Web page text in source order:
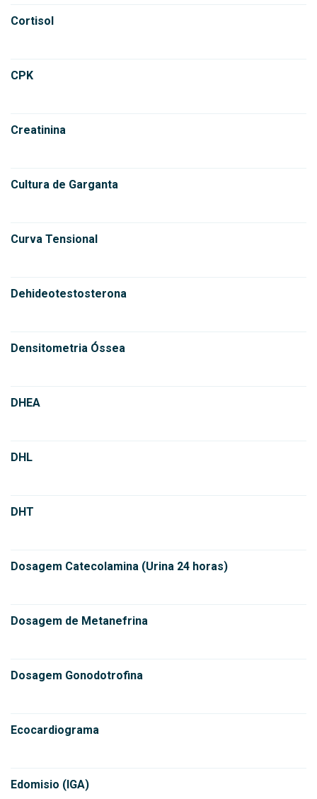
Cortisol
CPK
Creatinina
Cultura de Garganta
Curva Tensional
Dehideotestosterona
Densitometria Óssea
DHEA
DHL
DHT
Dosagem Catecolamina (Urina 24 horas)
Dosagem de Metanefrina
Dosagem Gonodotrofina
Ecocardiograma
Edomisio (IGA)